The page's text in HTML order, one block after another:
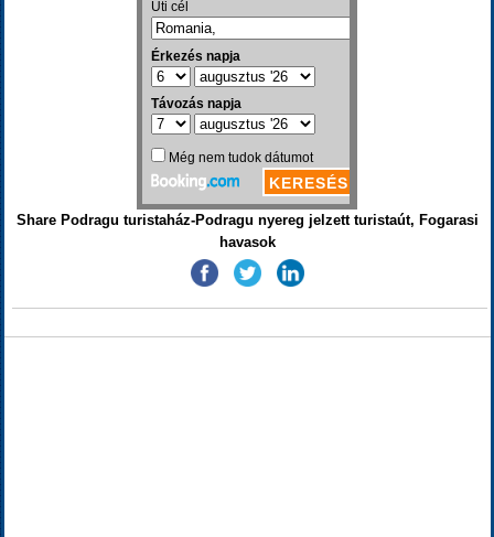
Share Podragu turistaház-Podragu nyereg jelzett turistaút, Fogarasi
havasok